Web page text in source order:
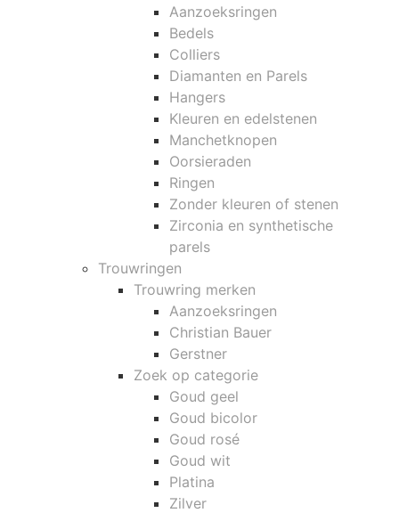
Aanzoeksringen
Bedels
Colliers
Diamanten en Parels
Hangers
Kleuren en edelstenen
Manchetknopen
Oorsieraden
Ringen
Zonder kleuren of stenen
Zirconia en synthetische
parels
Trouwringen
Trouwring merken
Aanzoeksringen
Christian Bauer
Gerstner
Zoek op categorie
Goud geel
Goud bicolor
Goud rosé
Goud wit
Platina
Zilver